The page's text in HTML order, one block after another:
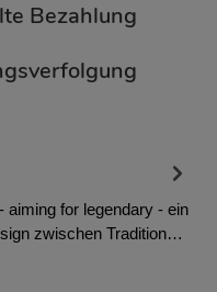
Bezahlung
aiming for legendary - ein
zwischen Tradition…